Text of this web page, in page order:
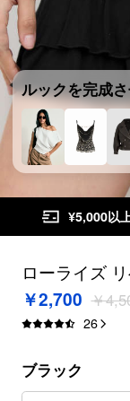
ルックを完成
¥5,000以
ローライズ
ド ミニ スコ
￥2,700 ￥
26
ブラック